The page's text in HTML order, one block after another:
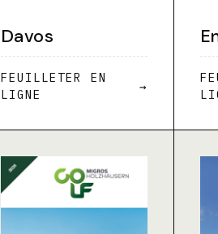
Davos
FEUILLETER EN
LIGNE
→